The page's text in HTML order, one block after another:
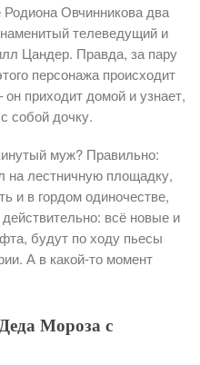
Овчинникова два
телеведущий и
Цандер. Правда, за пару
персонажа происходит
приходит домой и узнает,
собой дочку.
муж? Правильно:
на лестничную площадку,
и в гордом одиночестве,
всё новые и
будут по ходу пьесы
А в какой-то момент
Мороза с